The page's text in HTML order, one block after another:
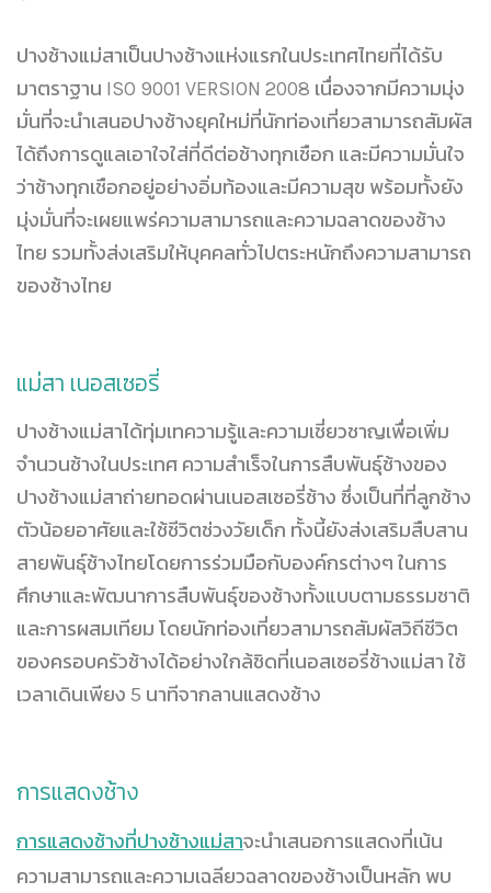
ปางช้างแม่สาเป็นปางช้างแห่งแรกในประเทศไทยที่ได้รับ
มาตราฐาน ISO 9001 VERSION 2008 เนื่องจากมีความมุ่ง
มั่นที่จะนำเสนอปางช้างยุคใหม่ที่นักท่องเที่ยวสามารถสัมผัส
ได้ถึงการดูแลเอาใจใส่ที่ดีต่อช้างทุกเชือก และมีความมั่นใจ
ว่าช้างทุกเชือกอยู่อย่างอิ่มท้องและมีความสุข พร้อมทั้งยัง
มุ่งมั่นที่จะเผยแพร่ความสามารถและความฉลาดของช้าง
ไทย รวมทั้งส่งเสริมให้บุคคลทั่วไปตระหนักถึงความสามารถ
ของช้างไทย
แม่สา เนอสเซอรี่
ปางช้างแม่สาได้ทุ่มเทความรู้และความเชี่ยวชาญเพื่อเพิ่ม
จำนวนช้างในประเทศ ความสำเร็จในการสืบพันธุ์ช้างของ
ปางช้างแม่สาถ่ายทอดผ่านเนอสเซอรี่ช้าง ซึ่งเป็นที่ที่ลูกช้าง
ตัวน้อยอาศัยและใช้ชีวิตช่วงวัยเด็ก ทั้งนี้ยังส่งเสริมสืบสาน
สายพันธุ์ช้างไทยโดยการร่วมมือกับองค์กรต่างๆ ในการ
ศึกษาและพัฒนาการสืบพันธุ์ของช้างทั้งแบบตามธรรมชาติ
และการผสมเทียม โดยนักท่องเที่ยวสามารถสัมผัสวิถีชีวิต
ของครอบครัวช้างได้อย่างใกล้ชิดที่เนอสเซอรี่ช้างแม่สา ใช้
เวลาเดินเพียง 5 นาทีจากลานแสดงช้าง
การแสดงช้าง
การแสดงช้างที่ปางช้างแม่สาจะนำเสนอการแสดงที่เน้น
ความสามารถและความเฉลียวฉลาดของช้างเป็นหลัก พบ